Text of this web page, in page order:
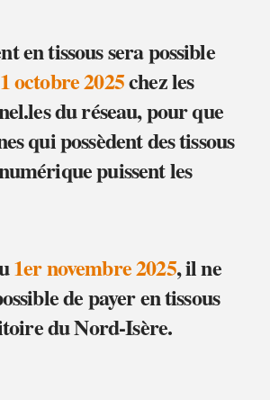
en tissous sera possible
octobre 2025chez les
du réseau, pour que
qui possèdent des tissous
puissent les
1er novembre 2025, il ne
de payer en tissous
du Nord-Isère.